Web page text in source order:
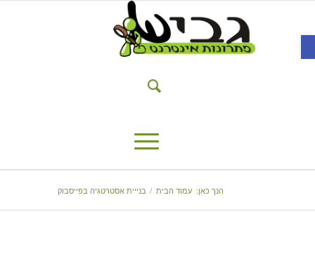
פתח סרגל נגישות
הנך כאן: עמוד הבית / בנייית אסטרטגיה בפייסבוק